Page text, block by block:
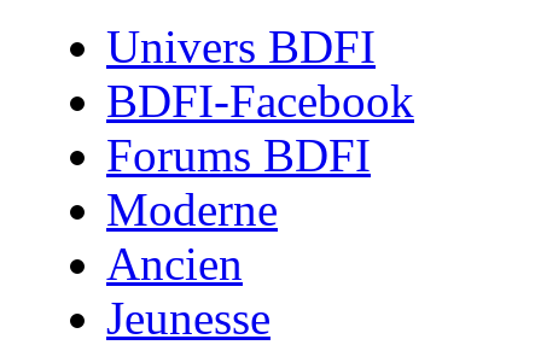
Univers BDFI
BDFI-Facebook
Forums BDFI
Moderne
Ancien
Jeunesse